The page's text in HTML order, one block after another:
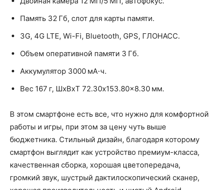
Память 32 Гб, слот для карты памяти.
3G, 4G LTE, Wi-Fi, Bluetooth, GPS, ГЛОНАСС.
Объем оперативной памяти 3 Гб.
Аккумулятор 3000 мА⋅ч.
Вес 167 г, ШxВxТ 72.30x153.80x8.30 мм.
В этом смартфоне есть все, что нужно для комфортной
работы и игры, при этом за цену чуть выше
бюджетника. Стильный дизайн, благодаря которому
смартфон выглядит как устройство премиум-класса,
качественная сборка, хорошая цветопередача,
громкий звук, шустрый дактилоскопический сканер,